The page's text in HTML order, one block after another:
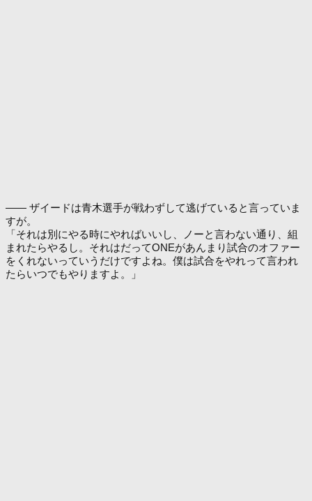
―― ザイードは青木選手が戦わずして逃げていると言っていま
すが。
「それは別にやる時にやればいいし、ノーと言わない通り、組
まれたらやるし。それはだってONEがあんまり試合のオファー
をくれないっていうだけですよね。僕は試合をやれって言われ
たらいつでもやりますよ。」